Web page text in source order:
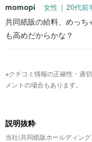
momopi 女性 | 20代前
共同紙販の給料、めっち
も高めだからかな？
※クチコミ情報の正確性・適
メントの場合もあります。
説明抜粋
当社(共同紙販ホールディン